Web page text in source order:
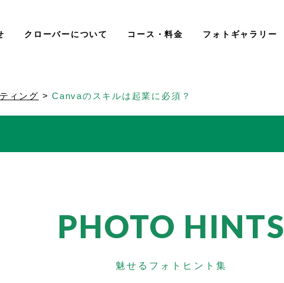
クローバーについて コース・料金 フォトギャラリー
ィング >Canvaのスキルは起業に必須？
PHOTO HINTS
魅せるフォトヒント集